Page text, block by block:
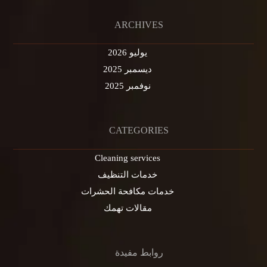
ARCHIVES
يوليو 2026
ديسمبر 2025
نوفمبر 2025
CATEGORIES
Cleaning services
خدمات التنظيف
خدمات مكافحة الحشرات
مقالات تهمك
روابط مفيدة